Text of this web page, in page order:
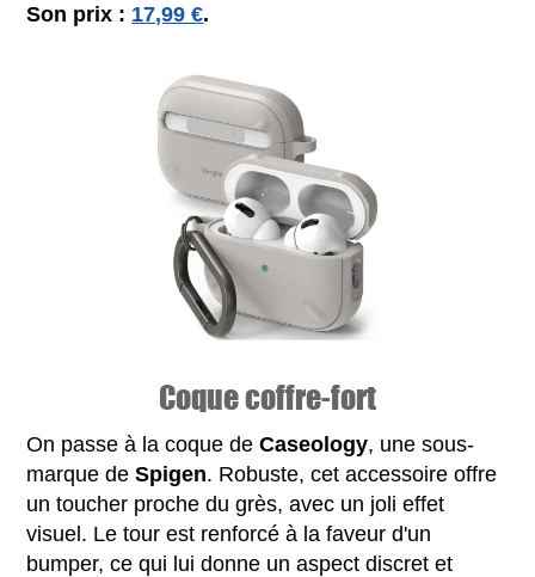
Son prix : 17,99 €.
Coque coffre-fort
On passe à la coque deCaseology, une sous-
marque deSpigen. Robuste, cet accessoire offre
un toucher proche du grès, avec un joli effet
visuel. Le tour est renforcé à la faveur d'un
bumper, ce qui lui donne un aspect discret et